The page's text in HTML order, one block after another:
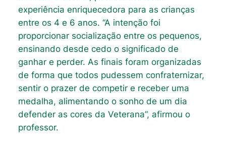
experiência enriquecedora para as crianças
entre os 4 e 6 anos. “A intenção foi
proporcionar socialização entre os pequenos,
ensinando desde cedo o significado de
ganhar e perder. As finais foram organizadas
de forma que todos pudessem confraternizar,
sentir o prazer de competir e receber uma
medalha, alimentando o sonho de um dia
defender as cores da Veterana”, afirmou o
professor.